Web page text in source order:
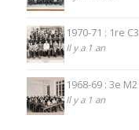
1970-71 : 1re C3
Il y a 1 an
1968-69 : 3e M2
Il y a 1 an